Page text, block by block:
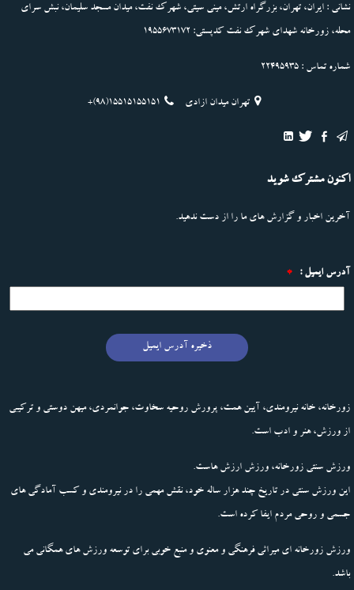
نشانی : ایران، تهران، بزرگراه ارتش، مینی سیتی، شهرک نفت، میدان مسجد سلیمان، نبش سرای
محله، زورخانه شهدای شهرک نفت کدپستی: 1955673172
شماره تماس : 22495935
تهران میدان ازادی +(98)15515155151
اکنون مشترک شوید
آخرین اخبار و گزارش های ما را از دست ندهید.
آدرس ایمیل : *
ذخیره آدرس ایمیل
زورخانه، خانه نیرومندی، آیین همت، پرورش روحیه سخاوت، جوانمردی، میهن دوستی و ترکیبی
از ورزش، هنر و ادب است.
ورزش سنتی زورخانه، ورزش ارزش هاست.
این ورزش سنتی در تاریخ چند هزار ساله خود، نقش مهمی را در نیرومندی و کسب آمادگی های
جسمی و روحی مردم ایفا کرده است.
ورزش زورخانه ای میراثی فرهنگی و معنوی و منبع خوبی برای توسعه ورزش های همگانی می
باشد.